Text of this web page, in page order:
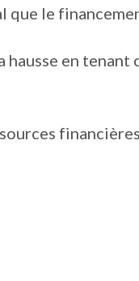
le
en tenant